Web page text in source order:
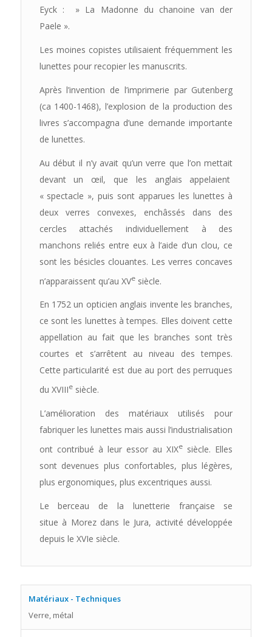
Eyck : » La Madonne du chanoine van der
Paele ».
Les moines copistes utilisaient fréquemment les
lunettes pour recopier les manuscrits.
Après l’invention de l’imprimerie par Gutenberg
(ca 1400-1468), l’explosion de la production des
livres s’accompagna d’une demande importante
de lunettes.
Au début il n’y avait qu’un verre que l’on mettait
devant un œil, que les anglais appelaient
« spectacle », puis sont apparues les lunettes à
deux verres convexes, enchâssés dans des
cercles attachés individuellement à des
manchons reliés entre eux à l’aide d’un clou, ce
sont les bésicles clouantes. Les verres concaves
n’apparaissent qu’au XVesiècle.
En 1752 un opticien anglais invente les branches,
ce sont les lunettes à tempes. Elles doivent cette
appellation au fait que les branches sont très
courtes et s’arrêtent au niveau des tempes.
Cette particularité est due au port des perruques
du XVIIIesiècle.
L’amélioration des matériaux utilisés pour
fabriquer les lunettes mais aussi l’industrialisation
ont contribué à leur essor au XIXe siècle. Elles
sont devenues plus confortables, plus légères,
plus ergonomiques, plus excentriques aussi.
Le berceau de la lunetterie française se
situe à Morez dans le Jura, activité développée
depuis le XVIe siècle.
Matériaux - Techniques
Verre, métal